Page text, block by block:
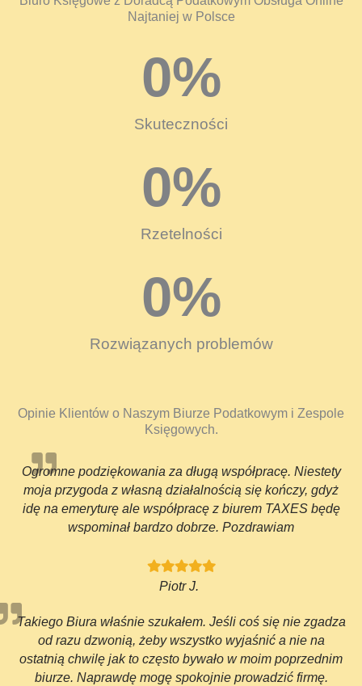
Najtaniej w Polsce
Skuteczności
0%
Rzetelności
0%
Rozwiązanych problemów
0%
Opinie Klientów o Naszym Biurze Podatkowym i Zespole
Księgowych.
Ogromne podziękowania za długą współpracę. Niestety
moja przygoda z własną działalnością się kończy, gdyż
idę na emeryturę ale współpracę z biurem TAXES będę
wspominał bardzo dobrze. Pozdrawiam
Piotr J.
Takiego Biura właśnie szukałem. Jeśli coś się nie zgadza
od razu dzwonią, żeby wszystko wyjaśnić a nie na
ostatnią chwilę jak to często bywało w moim poprzednim
biurze. Naprawdę mogę spokojnie prowadzić firmę.